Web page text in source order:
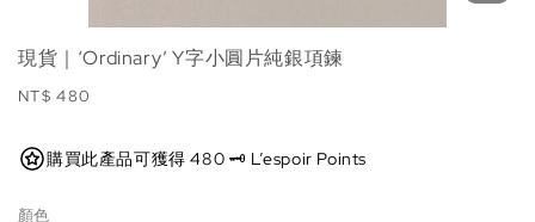
現貨｜‘Ordinary’ Y字小圓片純銀項鍊
Regular
NT$ 480
購買此產品可獲得 480 🗝️ L’espoir Points
顏色